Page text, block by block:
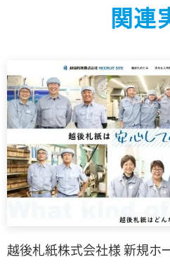
関連
越後札紙株式会社様 新規ホ